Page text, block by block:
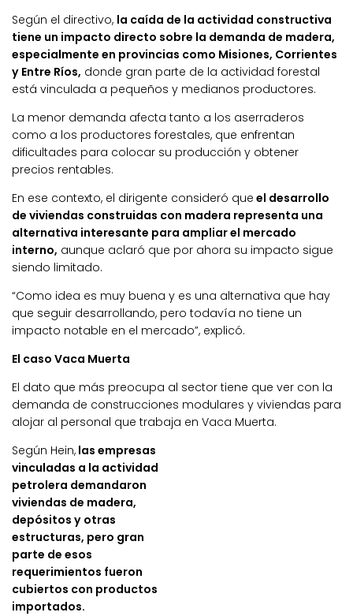
Según el directivo, la caída de la actividad constructiva
tiene un impacto directo sobre la demanda de madera,
especialmente en provincias como Misiones, Corrientes
y Entre Ríos, donde gran parte de la actividad forestal
está vinculada a pequeños y medianos productores.
La menor demanda afecta tanto a los aserraderos
como a los productores forestales, que enfrentan
dificultades para colocar su producción y obtener
precios rentables.
En ese contexto, el dirigente consideró que el desarrollo
de viviendas construidas con madera representa una
alternativa interesante para ampliar el mercado
interno, aunque aclaró que por ahora su impacto sigue
siendo limitado.
“Como idea es muy buena y es una alternativa que hay
que seguir desarrollando, pero todavía no tiene un
impacto notable en el mercado”, explicó.
El caso Vaca Muerta
El dato que más preocupa al sector tiene que ver con la
demanda de construcciones modulares y viviendas para
alojar al personal que trabaja en Vaca Muerta.
Según Hein, las empresas
vinculadas a la actividad
petrolera demandaron
viviendas de madera,
depósitos y otras
estructuras, pero gran
parte de esos
requerimientos fueron
cubiertos con productos
importados.